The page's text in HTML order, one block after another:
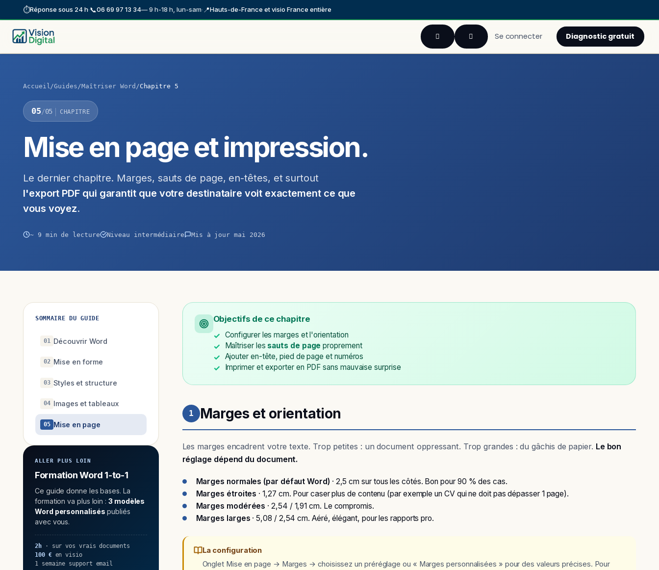
Se rendre au contenu
⏱️Réponse sous 24 h·📞06 69 97 13 34— 9 h-18 h, lun-sam· 📍Hauts-de-France et visio France entière
Se connecter Diagnostic gratuit
Accueil /Guides /Maîtriser Word /Chapitre 5
05/05 CHAPITRE
Mise en page et impression.
Le dernier chapitre. Marges, sauts de page, en-têtes, et surtout
l'export PDF qui garantit que votre destinataire voit exactement ce que
vous voyez.
~ 9 min de lecture Niveau intermédiaire Mis à jour mai 2026
Objectifs de ce chapitre
Configurer les marges et l'orientation
Maîtriser les sauts de page proprement
Ajouter en-tête, pied de page et numéros
Imprimer et exporter en PDF sans mauvaise surprise
1 Marges et orientation
Les marges encadrent votre texte. Trop petites : un document oppressant. Trop grandes : du gâchis de papier. Le bon
réglage dépend du document.
Marges normales (par défaut Word) · 2,5 cm sur tous les côtés. Bon pour 90 % des cas.
Marges étroites · 1,27 cm. Pour caser plus de contenu (par exemple un CV qui ne doit pas dépasser 1 page).
Marges modérées · 2,54 / 1,91 cm. Le compromis.
Marges larges · 5,08 / 2,54 cm. Aéré, élégant, pour les rapports pro.
La configuration
Onglet Mise en page → Marges → choisissez un préréglage ou « Marges personnalisées » pour des valeurs précises. Pour
SOMMAIRE DU GUIDE
01 Découvrir Word
02 Mise en forme
03 Styles et structure
04 Images et tableaux
05 Mise en page
ALLER PLUS LOIN
Formation Word 1-to-1
Ce guide donne les bases. La
formation va plus loin : 3 modèles
Word personnalisés publiés
avec vous.
2h· sur vos vrais documents
100 €en visio
1 semaine support email